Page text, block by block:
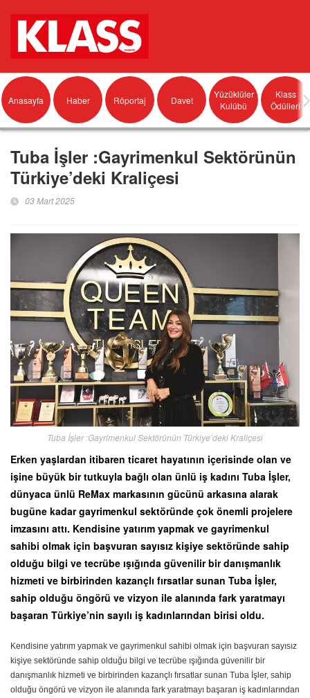
Anasayfa Haber Röportaj Davet
Yüzüklüler
Kulübü
Klass
Ödülleri
Tuba İşler :Gayrimenkul Sektörünün
Türkiye’deki Kraliçesi
03 Mart 2025
Tuba İşler :Gayrimenkul Sektörünün Türkiye’deki Kraliçesi
Erken yaşlardan itibaren ticaret hayatının içerisinde olan ve
işine büyük bir tutkuyla bağlı olan ünlü iş kadını Tuba İşler,
dünyaca ünlü ReMax markasının gücünü arkasına alarak
bugüne kadar gayrimenkul sektöründe çok önemli projelere
imzasını attı. Kendisine yatırım yapmak ve gayrimenkul
sahibi olmak için başvuran sayısız kişiye sektöründe sahip
olduğu bilgi ve tecrübe ışığında güvenilir bir danışmanlık
hizmeti ve birbirinden kazançlı fırsatlar sunan Tuba İşler,
sahip olduğu öngörü ve vizyon ile alanında fark yaratmayı
başaran Türkiye’nin sayılı iş kadınlarından birisi oldu.
Kendisine yatırım yapmak ve gayrimenkul sahibi olmak için başvuran sayısız
kişiye sektöründe sahip olduğu bilgi ve tecrübe ışığında güvenilir bir
danışmanlık hizmeti ve birbirinden kazançlı fırsatlar sunan Tuba İşler, sahip
olduğu öngörü ve vizyon ile alanında fark yaratmayı başaran iş kadınlarından